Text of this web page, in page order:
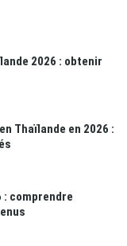
2026 : obtenir
Thaïlande en 2026 :
: comprendre